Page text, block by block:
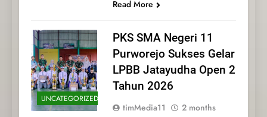
Read More
UNCATEGORIZED
PKS SMA Negeri 11
Purworejo Sukses Gelar
LPBB Jatayudha Open 2
Tahun 2026
timMedia11
2 months